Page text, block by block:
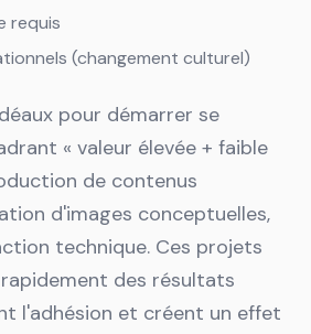
requis
(changement culturel)
pour démarrer se
« valeur élevée + faible
de contenus
d'images conceptuelles,
technique. Ces projets
des résultats
l'adhésion et créent un effet